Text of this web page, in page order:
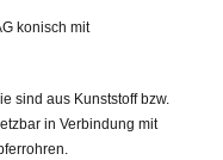
konisch mit
sind aus Kunststoff bzw.
in Verbindung mit